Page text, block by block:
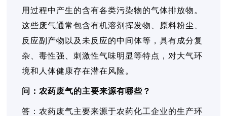
用过程中产生的含有各类污染物的气体排放物。
这些废气通常包含有机溶剂挥发物、原料粉尘、
反应副产物以及未反应的中间体等，具有成分复
杂、毒性强、刺激性气味明显等特点，对大气环
境和人体健康存在潜在风险。
问：农药废气的主要来源有哪些？
答：农药废气主要来源于农药化工企业的生产环